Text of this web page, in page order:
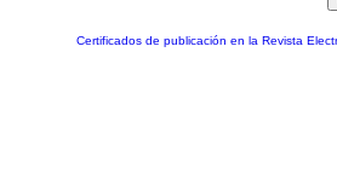
Certificados de publicación en la Revista